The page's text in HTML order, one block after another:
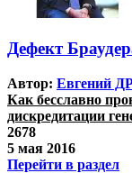
Дефект
Автор: Евгений
Как бесславно
дискредитации
2678
5 мая 2016
Перейти в раздел